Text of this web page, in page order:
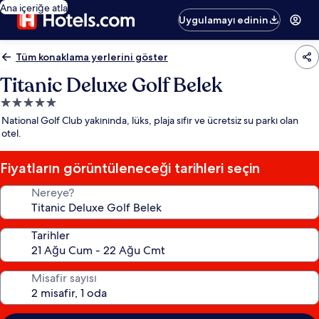
Ana içeriğe atla
Uygulamayı edinin
Tüm konaklama yerlerini göster
Titanic Deluxe Golf Belek
5.0
yıldızlı
konaklama
yeri
National Golf Club yakınında, lüks, plaja sıfır ve ücretsiz su parkı olan
otel.
Fiyatların görüntüleneceği tarihleri seçin
Nereye?
Tarihler
Misafir sayısı